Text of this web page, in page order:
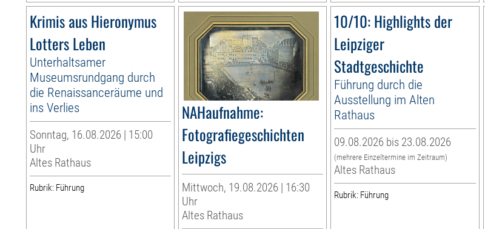
Krimis aus Hieronymus
Lotters Leben
Unterhaltsamer
Museumsrundgang durch
die Renaissanceräume und
ins Verlies
Sonntag, 16.08.2026 | 15:00
Uhr
Altes Rathaus
Rubrik: Führung
NAHaufnahme:
Fotografiegeschichten
Leipzigs
Mittwoch, 19.08.2026 | 16:30
Uhr
Altes Rathaus
10/10: Highlights der
Leipziger
Stadtgeschichte
Führung durch die
Ausstellung im Alten
Rathaus
09.08.2026 bis 23.08.2026
(mehrere Einzeltermine im Zeitraum)
Altes Rathaus
Rubrik: Führung